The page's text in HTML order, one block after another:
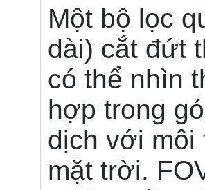
Một bộ lọc
dài) cắt đứt
có thể nhìn
hợp trong
dịch với môi
mặt trời.